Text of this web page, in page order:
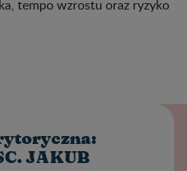
tempo wzrostu oraz ryzyko
JAKUB